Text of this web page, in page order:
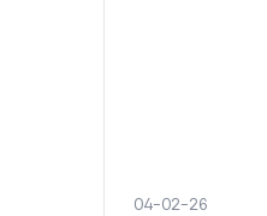
04-02-26